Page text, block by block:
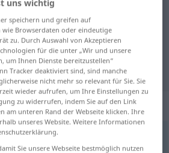
Übersetzung für
Übersetzung
: adjetivo
uns wichtig
speichern und greifen auf
wie Browserdaten oder eindeutige
zu. Durch Auswahl von Akzeptieren
für die unter „Wir und unsere
um Ihnen Dienste bereitzustellen“
Tracker deaktiviert sind, sind manche
nicht mehr so relevant für Sie. Sie
wieder aufrufen, um Ihre Einstellungen zu
zu widerrufen, indem Sie auf den Link
am unteren Rand der Webseite klicken. Ihre
unseres Website. Weitere Informationen
Sie unsere Webseite bestmöglich nutzen